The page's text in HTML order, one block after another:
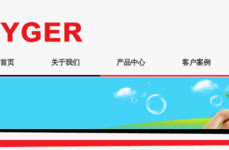
首页 关于我们 产品中心 客户案例